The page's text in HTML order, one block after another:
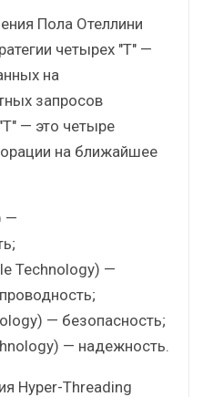
Пола Отеллини
четырех "Т" —
на
запросов
— это четыре
на ближайшее
—
Technology) —
— безопасность;
— надежность.
Hyper-Threading